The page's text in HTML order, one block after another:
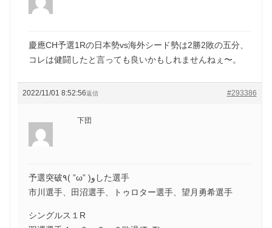
慶應CH予選1Rの日本勢vs海外シード勢は2勝2敗の五分、
コレは健闘したと言っても良いかもしれませんねぇ〜。
2022/11/01 8:52:56 #293386
返信
下団
予選突破٩( ”ω” )وした選手
市川選手、田沼選手、トゥロター選手、望月勇希選手
シングルス１R